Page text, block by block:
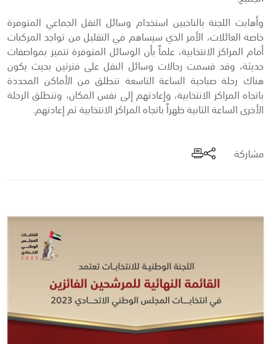
وأهابت اللجنة بالناخبين استخدام وسائل النقل الجماعي المتوفرة
خاصة العائلات، الأمر الذي سيساهم في التقليل من تواجد المركبات
أمام المراكز الانتخابية، علماً بأن الوسائل المتوفرة تتميز بمواصفات
حديثة، وقد قسمت رحالات وسائل النقل على فترتين بحيث يكون
هناك رحلة صباحية الساعة التاسعة تنطلق من الأماكن المحددة
باتجاه المراكز الانتخابية، وإعادتهم إلى نفس المكان، وتنطلق الرحلة
الأخرى الساعة الثانية ظهراً باتجاه المراكز الانتخابية ثم إعادتهم.
مشاركة